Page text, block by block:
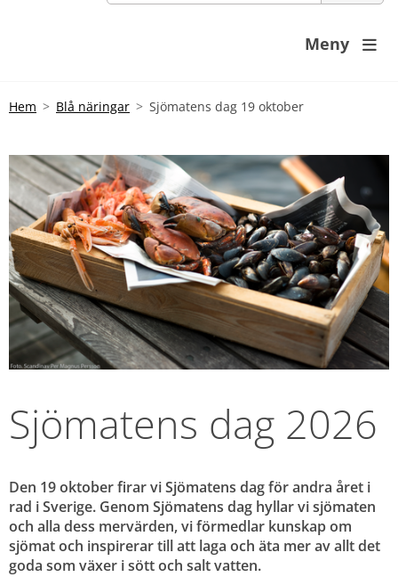
Meny 
Hem Blå näringar Sjömatens dag 19 oktober
Sjömatens dag 2026
Den 19 oktober firar vi Sjömatens dag för andra året i
rad i Sverige. Genom Sjömatens dag hyllar vi sjömaten
och alla dess mervärden, vi förmedlar kunskap om
sjömat och inspirerar till att laga och äta mer av allt det
goda som växer i sött och salt vatten.